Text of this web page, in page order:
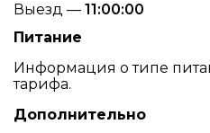
Выезд — 11:00:00
Питание
Информация о типе
тарифа.
Дополнительно